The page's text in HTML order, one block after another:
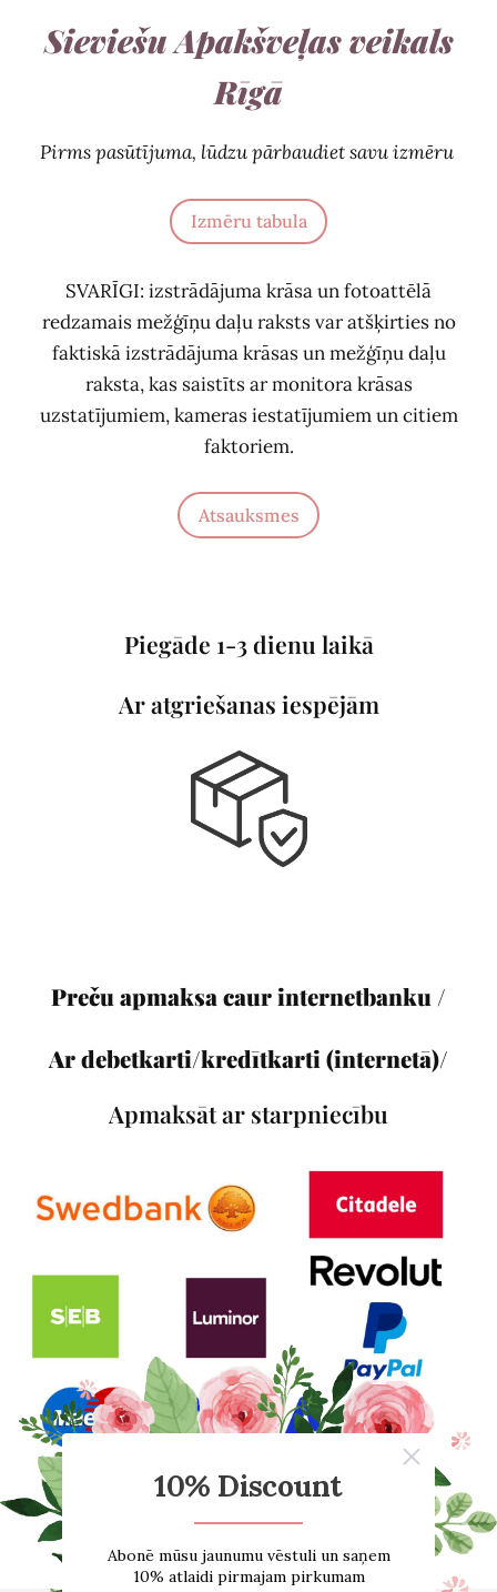
Sieviešu Apakšveļas veikals
Rīgā
Pirms pasūtījuma, lūdzu pārbaudiet savu izmēru
Izmēru tabula
SVARĪGI: izstrādājuma krāsa un fotoattēlā
redzamais mežģīņu daļu raksts var atšķirties no
faktiskā izstrādājuma krāsas un mežģīņu daļu
raksta, kas saistīts ar monitora krāsas
uzstatījumiem, kameras iestatījumiem un citiem
faktoriem.
Atsauksmes
Piegāde 1-3 dienu laikā
Ar atgriešanas iespējām
Preču apmaksa caur internetbanku /
Ar debetkarti/kredītkarti (internetā)/
Apmaksāt ar starpniecību